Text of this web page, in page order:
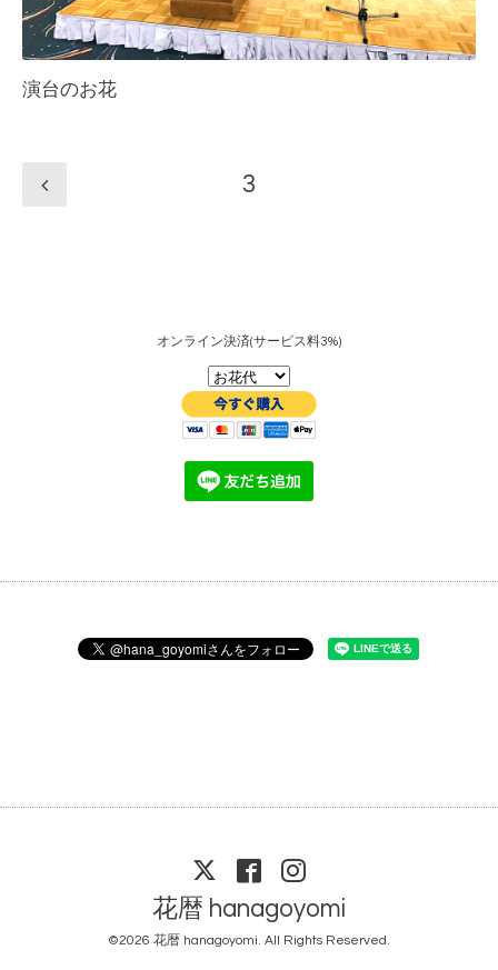
演台のお花
3
オンライン決済(サービス料3%)
花暦 hanagoyomi
©2026 花暦 hanagoyomi. All Rights Reserved.